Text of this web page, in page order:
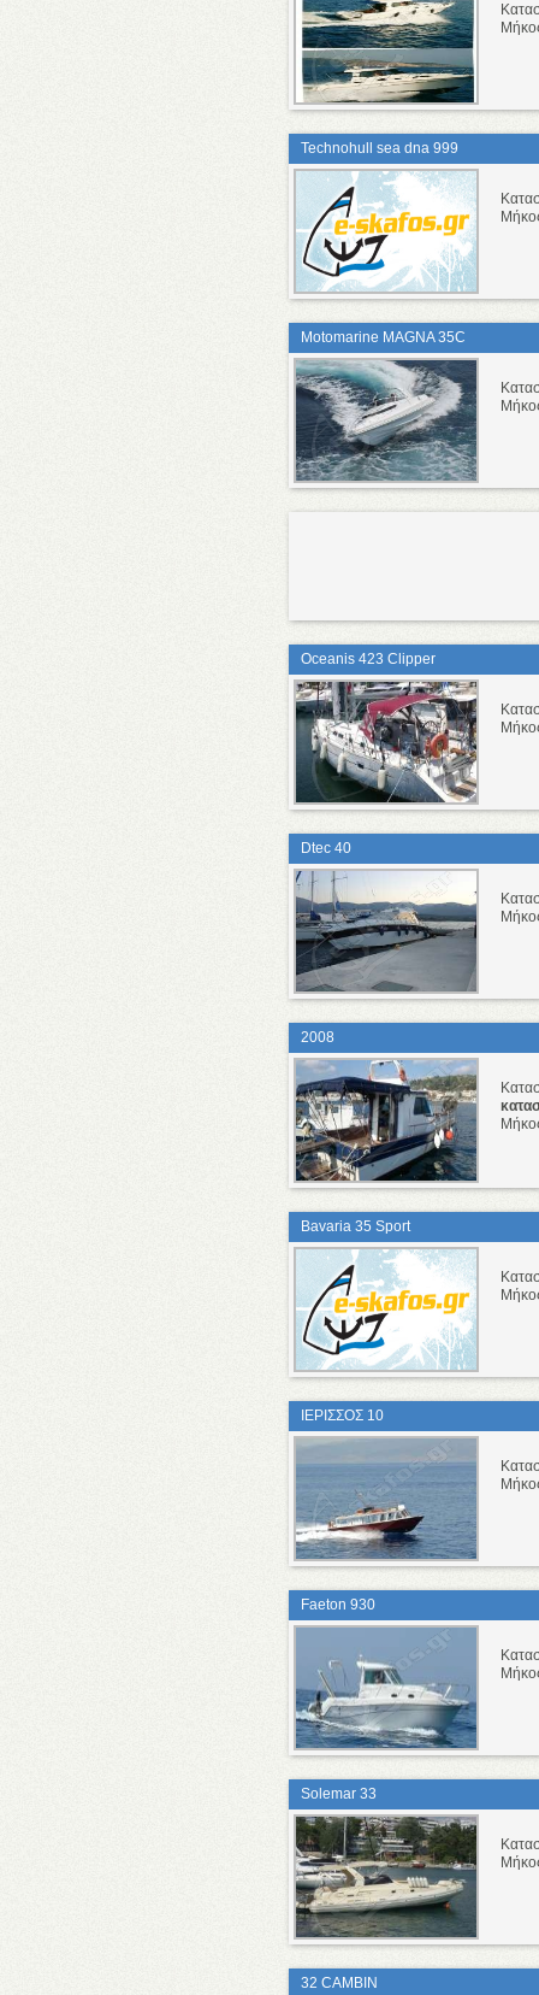
Technohull sea dna 999
Motomarine MAGNA 35C
Oceanis 423 Clipper
Dtec 40
2008
Bavaria 35 Sport
ΙΕΡΙΣΣΟΣ 10
Faeton 930
Solemar 33
32 CAMBIN